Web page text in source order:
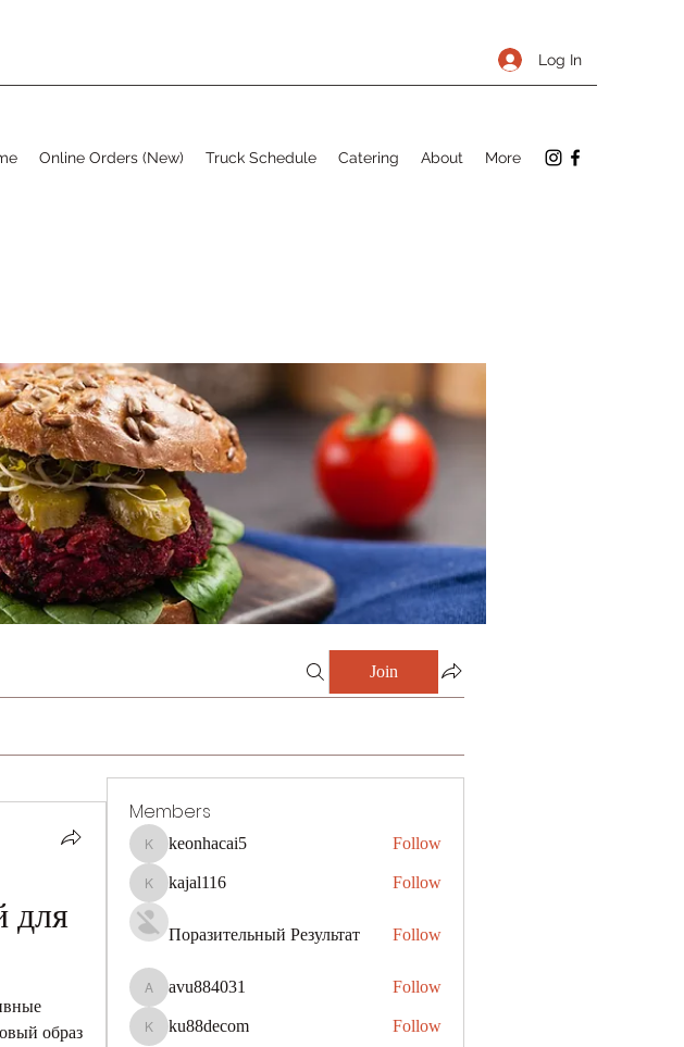
Log In
Online Orders (New) Truck Schedule Catering About More
Join
для
образ
Members
keonhacai5
keonhacai5 Follow
kajal116
kajal116 Follow
Поразительный Результат Follow
avu884031
avu884031 Follow
ku88decom
ku88decom
Follow